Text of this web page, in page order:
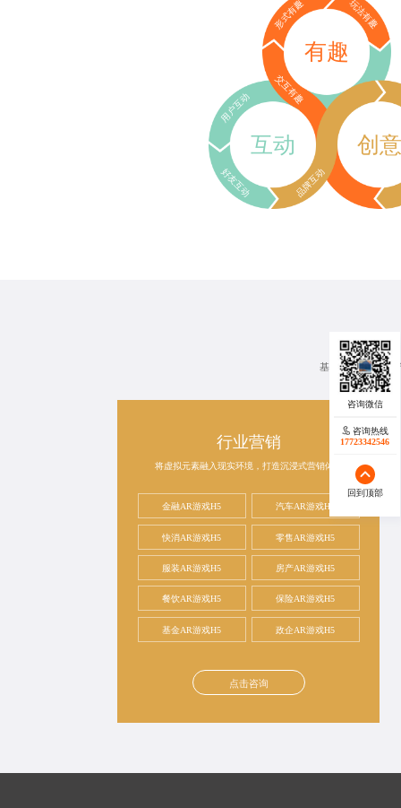
有趣
形式有趣 玩法有趣
交互有趣
互动
用户互动
好友互动 品牌互动
创
基于行业、场景
行业营销
将虚拟元素融入现实环境，打造沉浸式营销体验
金融AR游戏H5 汽车AR游戏H5
快消AR游戏H5 零售AR游戏H5
服装AR游戏H5 房产AR游戏H5
餐饮AR游戏H5 保险AR游戏H5
基金AR游戏H5 政企AR游戏H5
点击咨询
咨询热线
17723342546
回到顶部